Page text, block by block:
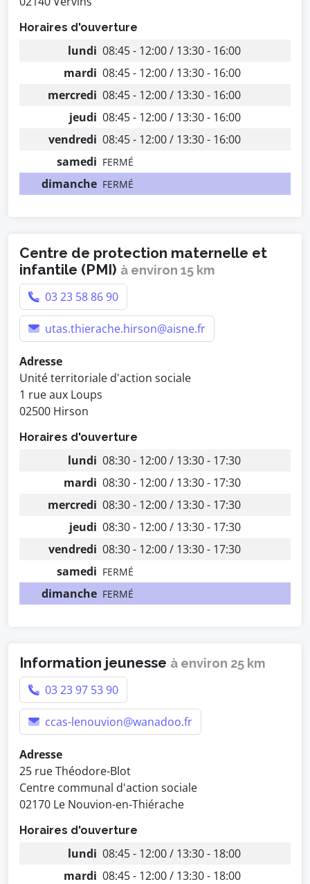
Horaires d'ouverture
lundi 08:45 - 12:00 / 13:30 - 16:00
mardi 08:45 - 12:00 / 13:30 - 16:00
mercredi 08:45 - 12:00 / 13:30 - 16:00
jeudi 08:45 - 12:00 / 13:30 - 16:00
vendredi 08:45 - 12:00 / 13:30 - 16:00
samedi FERMÉ
dimanche FERMÉ
Centre de protection maternelle et
infantile (PMI) à environ 15 km
03 23 58 86 90
utas.thierache.hirson@aisne.fr
Adresse
Unité territoriale d'action sociale
1 rue aux Loups
02500 Hirson
Horaires d'ouverture
lundi 08:30 - 12:00 / 13:30 - 17:30
mardi 08:30 - 12:00 / 13:30 - 17:30
mercredi 08:30 - 12:00 / 13:30 - 17:30
jeudi 08:30 - 12:00 / 13:30 - 17:30
vendredi 08:30 - 12:00 / 13:30 - 17:30
samedi FERMÉ
dimanche FERMÉ
Information jeunesse à environ 25 km
03 23 97 53 90
ccas-lenouvion@wanadoo.fr
Adresse
25 rue Théodore-Blot
Centre communal d'action sociale
02170 Le Nouvion-en-Thiérache
Horaires d'ouverture
lundi 08:45 - 12:00 / 13:30 - 18:00
mardi 08:45 - 12:00 / 13:30 - 18:00